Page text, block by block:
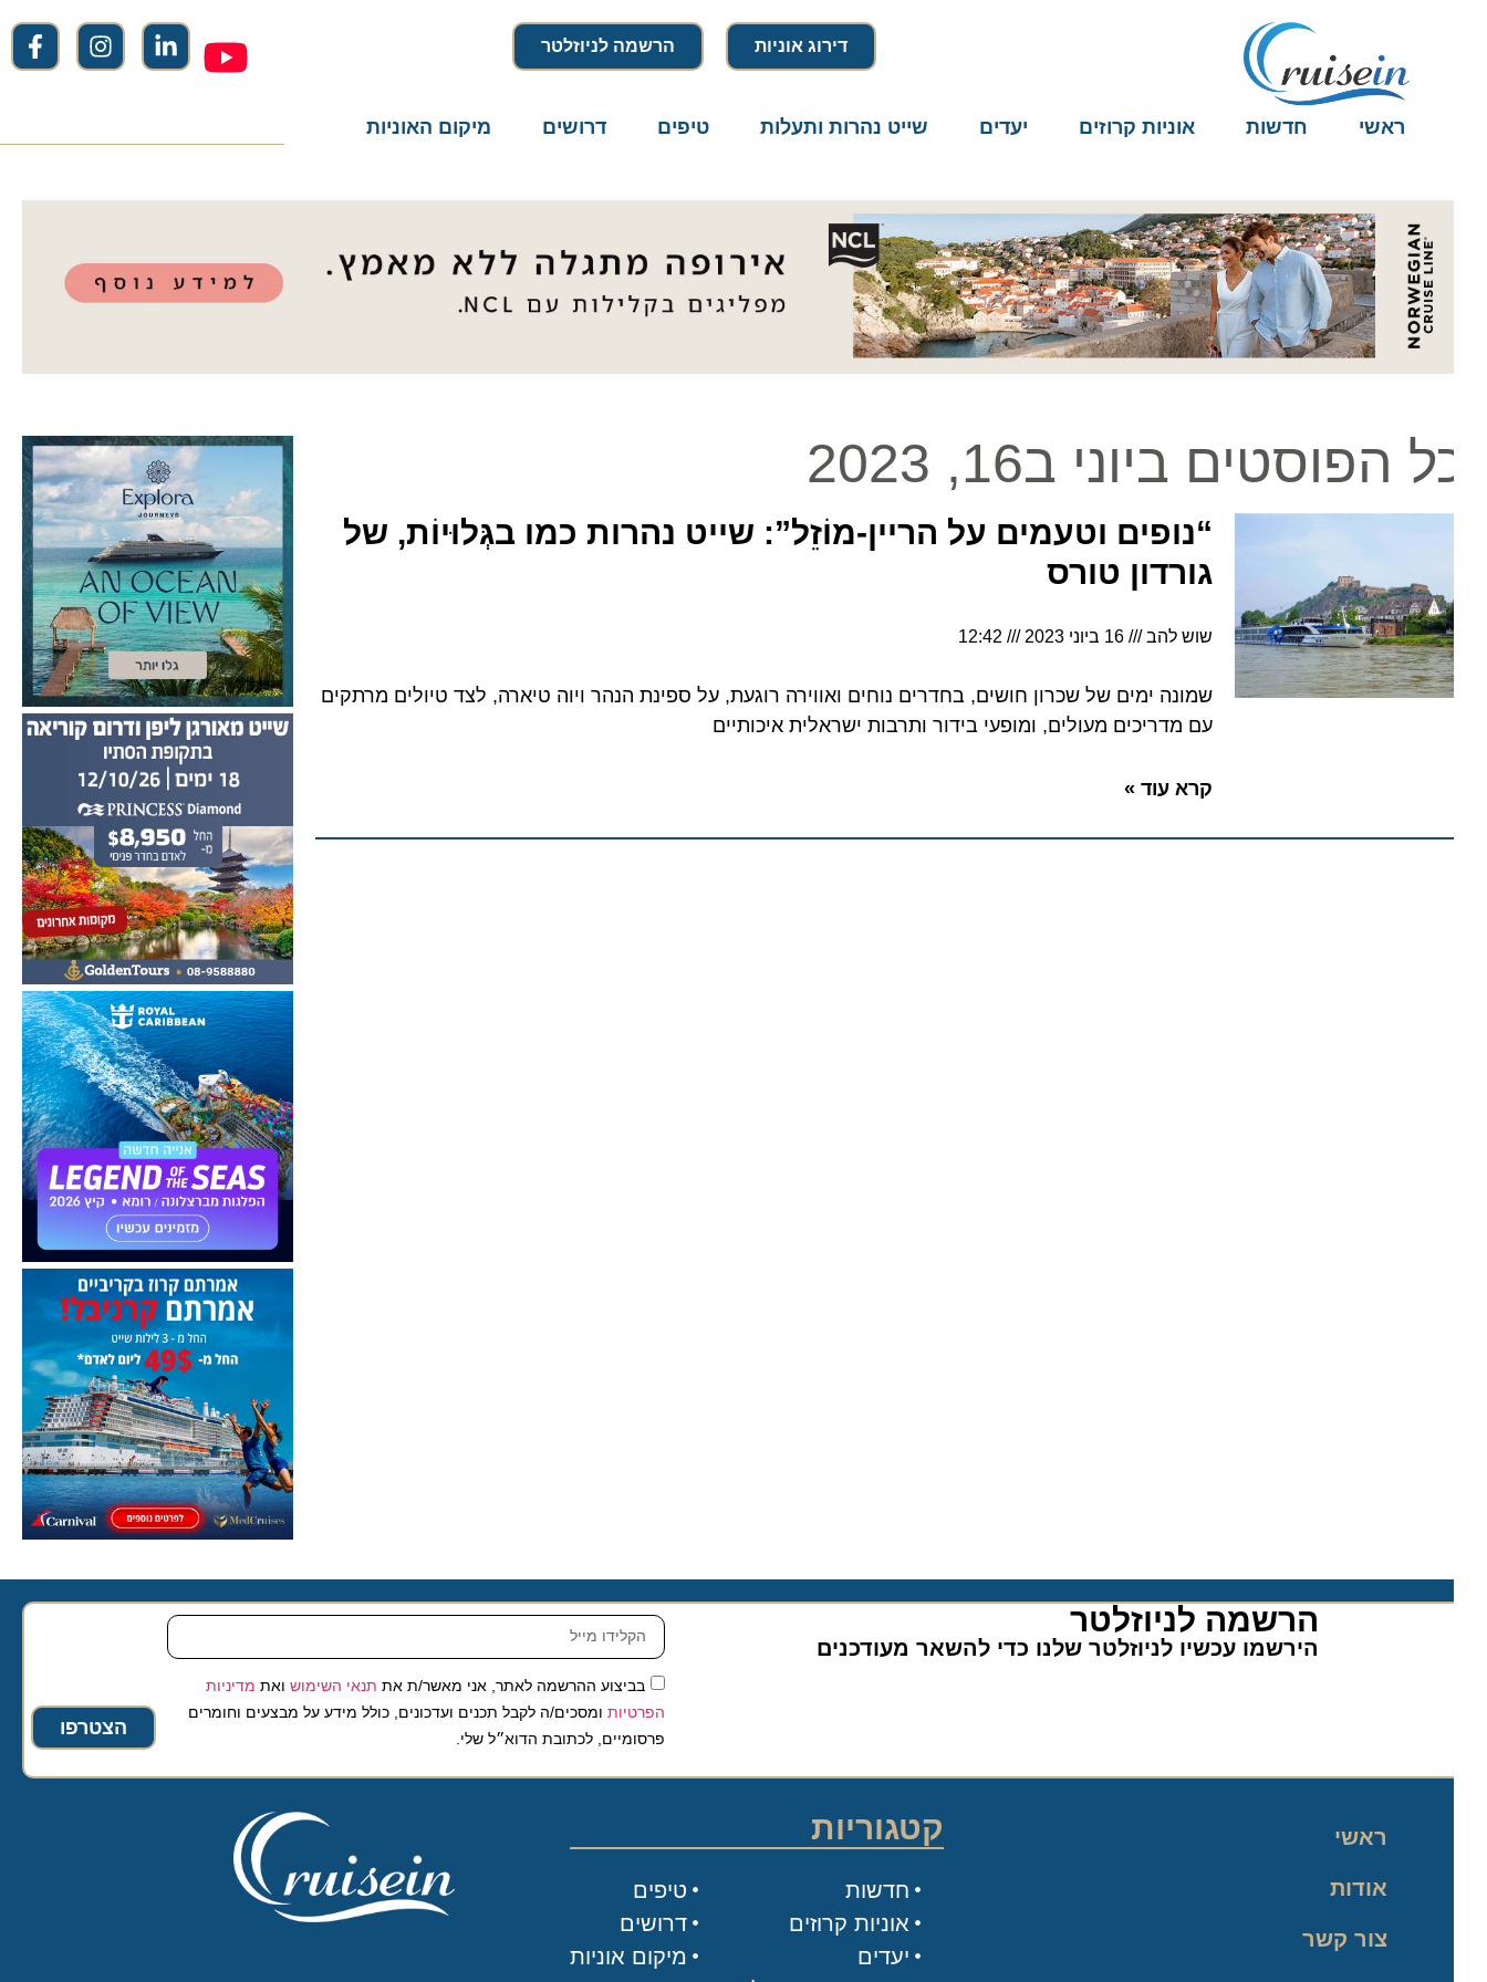
הרשמה לניוזלטר דירוג אוניות
ראשי חדשות אוניות קרוזים יעדים שייט נהרות ותעלות טיפים דרושים מיקום האוניות
הפוסטים ביוני ב16, 2023
“נופים וטעמים על הריין-מוֹזֵל”: שייט נהרות כמו בגְּלוּיוֹת, של
גורדון טורס
שוש להב 16 ביוני 2023 12:42
שמונה ימים של שכרון חושים, בחדרים נוחים ואווירה רוגעת, על ספינת הנהר ויוה טיארה, לצד טיולים מרתקים
עם מדריכים מעולים, ומופעי בידור ותרבות ישראלית איכותיים
קרא עוד »
הרשמה לניוזלטר​
הירשמו עכשיו לניוזלטר שלנו כדי להשאר מעודכנים
בביצוע ההרשמה לאתר, אני מאשר/ת אתתנאי השימושואת מדיניות
הפרטיותומסכים/ה לקבל תכנים ועדכונים, כולל מידע על מבצעים וחומרים
פרסומיים, לכתובת הדוא״ל שלי.
הצטרפו
קטגוריות
טיפים
דרושים
מיקום אוניות
חדשות
אוניות קרוזים
יעדים
ראשי
אודות
צור קשר